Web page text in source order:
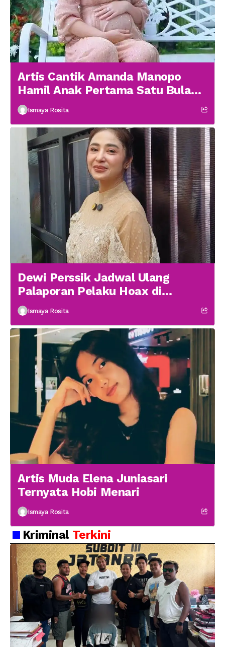
Artis Cantik Amanda Manopo
Hamil Anak Pertama Satu Bulan
menikah
Ismaya Rosita
Dewi Perssik Jadwal Ulang
Palaporan Pelaku Hoax di
Medsos
Ismaya Rosita
Artis Muda Elena Juniasari
Ternyata Hobi Menari
Ismaya Rosita
Kriminal Terkini